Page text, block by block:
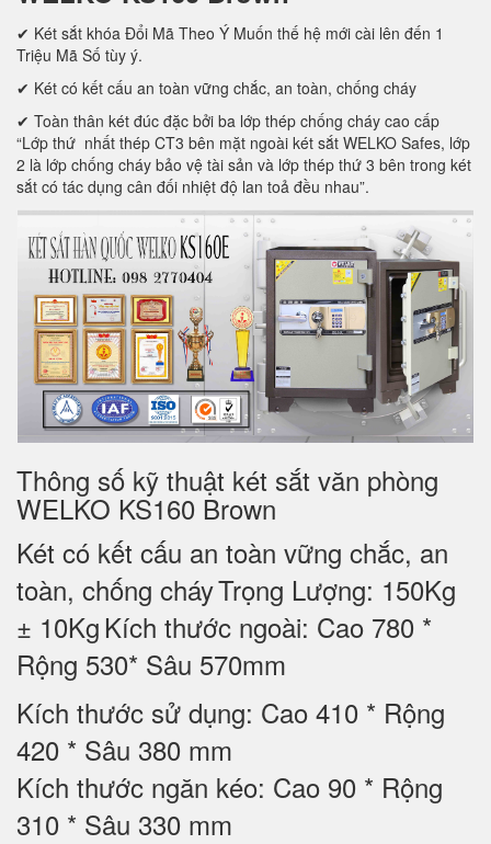
✔ Két sắt khóa Đổi Mã Theo Ý Muốn thế hệ mới cài lên đến 1
Triệu Mã Số tùy ý.
✔ Két có kết cấu an toàn vững chắc, an toàn, chống cháy
✔ Toàn thân két đúc đặc bởi ba lớp thép chống cháy cao cấp
“Lớp thứ nhất thép CT3 bên mặt ngoài két sắt WELKO Safes, lớp
2 là lớp chống cháy bảo vệ tài sản và lớp thép thứ 3 bên trong két
sắt có tác dụng cân đối nhiệt độ lan toả đều nhau”.
Thông số kỹ thuật két sắt văn phòng
WELKO KS160 Brown
Két có kết cấu an toàn vững chắc, an
toàn, chống cháyTrọng Lượng: 150Kg
± 10Kg Kích thước ngoài: Cao 780 *
Rộng 530* Sâu 570mm
Kích thước sử dụng: Cao 410 * Rộng
420 * Sâu 380 mm
Kích thước ngăn kéo: Cao 90 * Rộng
310 * Sâu 330 mm